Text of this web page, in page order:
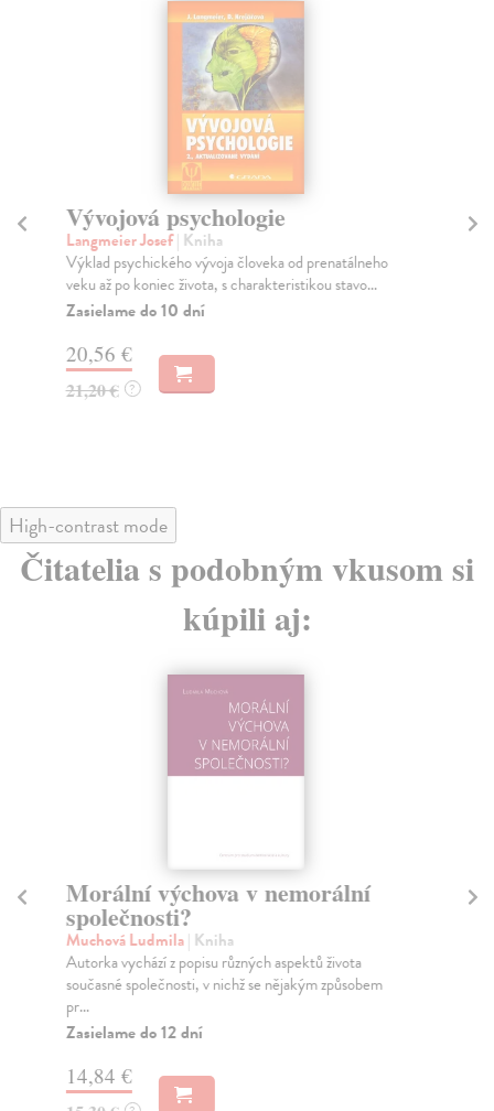
Vývojová psychologie
Langmeier Josef| Kniha
Výklad psychického vývoja človeka od prenatálneho
veku až po koniec života, s charakteristikou stavo...
Zasielame do 10 dní
20,56 €
21,20 € ?
High-contrast mode
Čitatelia s podobným vkusom si
kúpili aj:
Morální výchova v nemorální
společnosti?
Muchová Ludmila| Kniha
Autorka vychází z popisu různých aspektů života
současné společnosti, v nichž se nějakým způsobem
pr...
Zasielame do 12 dní
14,84 €